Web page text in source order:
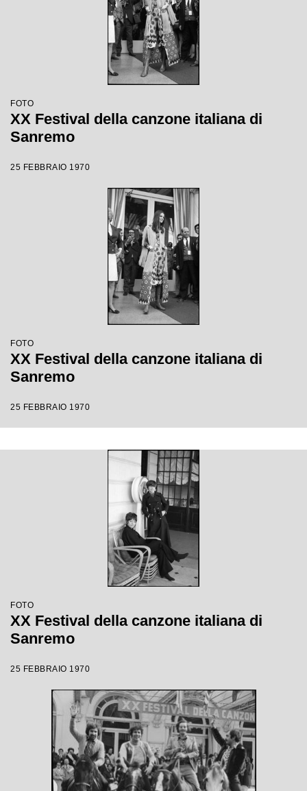
FOTO
XX Festival della canzone italiana di
Sanremo
25 FEBBRAIO 1970
FOTO
XX Festival della canzone italiana di
Sanremo
25 FEBBRAIO 1970
FOTO
XX Festival della canzone italiana di
Sanremo
25 FEBBRAIO 1970